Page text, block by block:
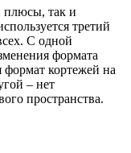
плюсы, так и
третий
С одной
формата
формат кортежей на
– нет
пространства.